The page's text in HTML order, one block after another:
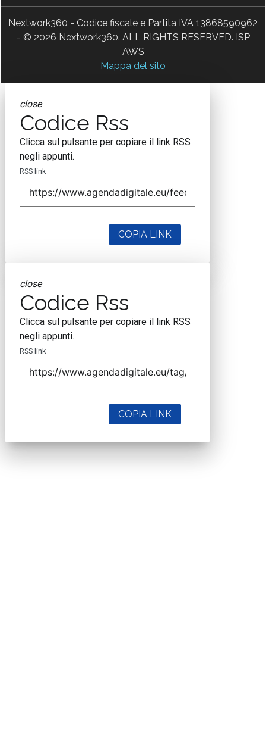
Nextwork360 - Codice fiscale e Partita IVA 13868590962
- © 2026 Nextwork360. ALL RIGHTS RESERVED. ISP
AWS
Mappa del sito
close
Codice Rss
Clicca sul pulsante per copiare il link RSS
negli appunti.
RSS link
COPIA LINK
close
Codice Rss
Clicca sul pulsante per copiare il link RSS
negli appunti.
RSS link
COPIA LINK